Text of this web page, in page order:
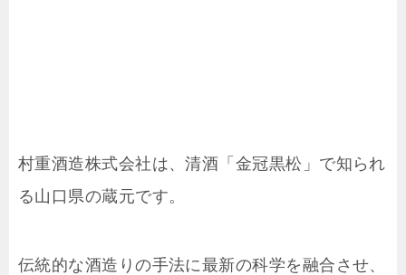
村重酒造株式会社は、清酒「金冠黒松」で知られ
る山口県の蔵元です。
伝統的な酒造りの手法に最新の科学を融合させ、